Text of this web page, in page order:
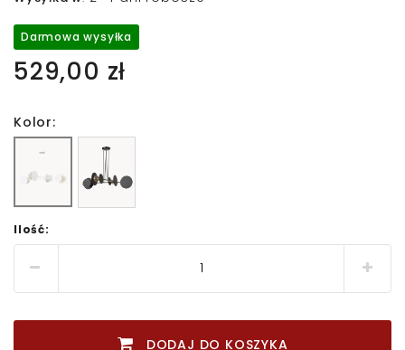
Darmowa wysyłka
529,00 zł
Kolor:
Ilość:
DODAJ DO KOSZYKA